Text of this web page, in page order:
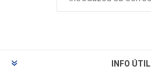
INFO ÚTIL